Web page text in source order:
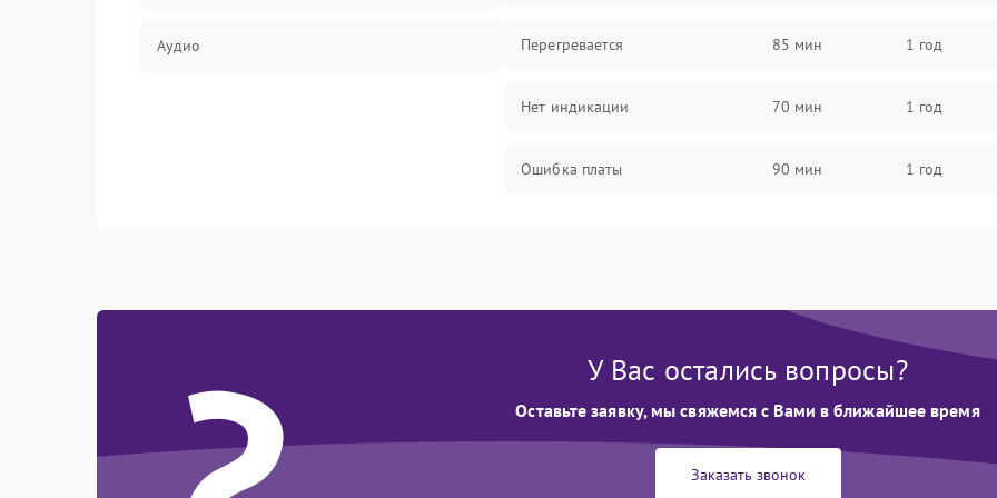
Аудио Перегревается 85 мин 1 год
Нет индикации 70 мин 1 год
Ошибка платы 90 мин 1 год
У Вас остались вопросы?
Оставьте заявку, мы свяжемся с Вами в ближайшее время
Заказать звонок